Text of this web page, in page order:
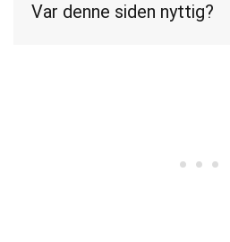
Var denne siden nyttig?